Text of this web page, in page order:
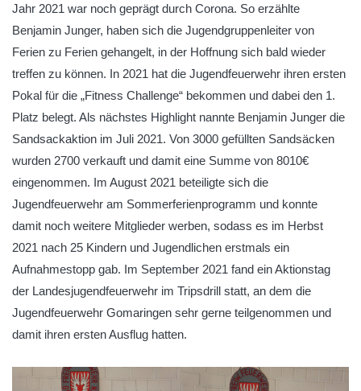
Jahr 2021 war noch geprägt durch Corona. So erzählte
Benjamin Junger, haben sich die Jugendgruppenleiter von
Ferien zu Ferien gehangelt, in der Hoffnung sich bald wieder
treffen zu können. In 2021 hat die Jugendfeuerwehr ihren ersten
Pokal für die „Fitness Challenge“ bekommen und dabei den 1.
Platz belegt. Als nächstes Highlight nannte Benjamin Junger die
Sandsackaktion im Juli 2021. Von 3000 gefüllten Sandsäcken
wurden 2700 verkauft und damit eine Summe von 8010€
eingenommen. Im August 2021 beteiligte sich die
Jugendfeuerwehr am Sommerferienprogramm und konnte
damit noch weitere Mitglieder werben, sodass es im Herbst
2021 nach 25 Kindern und Jugendlichen erstmals ein
Aufnahmestopp gab. Im September 2021 fand ein Aktionstag
der Landesjugendfeuerwehr im Tripsdrill statt, an dem die
Jugendfeuerwehr Gomaringen sehr gerne teilgenommen und
damit ihren ersten Ausflug hatten.